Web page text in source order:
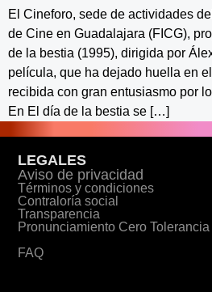
El Cineforo, sede de actividades
de Cine en Guadalajara (FICG),
de la bestia (1995), dirigida por
película, que ha dejado huella en
recibida con gran entusiasmo por
En El día de la bestia se […]
LEGALES
Aviso de privacidad
Términos y condiciones
Contraloría social
Transparencia
Pronunciamiento Cero Tolerancia
FAQ